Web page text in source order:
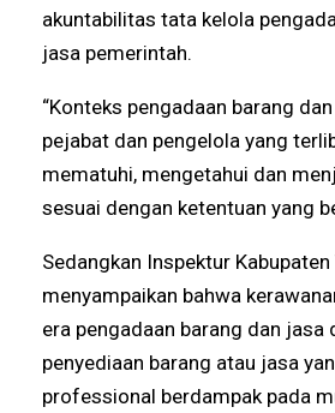
akuntabilitas tata kelola
jasa pemerintah.
“Konteks pengadaan barang
pejabat dan pengelola yang
mematuhi, mengetahui dan
sesuai dengan ketentuan yang
Sedangkan Inspektur
menyampaikan bahwa
era pengadaan barang dan jasa
penyediaan barang atau jasa
professional berdampak pada